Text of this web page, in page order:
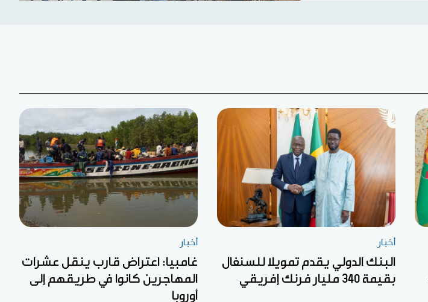
أخبار
البنك الدولي يقدم تمويلا للسنغال
بقيمة 340 مليار فرنك إفريقي
أخبار
غامبيا: اعتراض قارب ينقل عشرات
المهاجرين كانوا في طريقهم إلى
أوروبا